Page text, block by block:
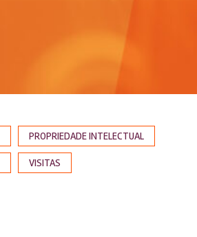
PROPRIEDADE INTELECTUAL
VISITAS